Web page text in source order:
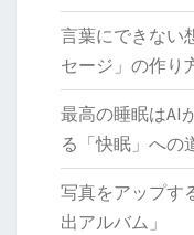
言葉にできない
セージ」の作り
最高の睡眠はAI
る「快眠」への
写真をアップす
出アルバム」